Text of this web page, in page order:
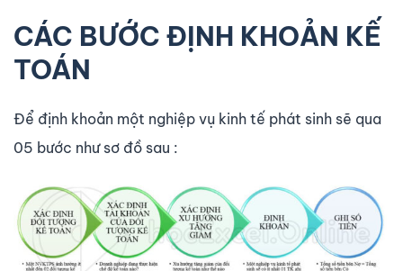
CÁC BƯỚC ĐỊNH KHOẢN KẾ
TOÁN
Để định khoản một nghiệp vụ kinh tế phát sinh sẽ qua
05 bước như sơ đồ sau :